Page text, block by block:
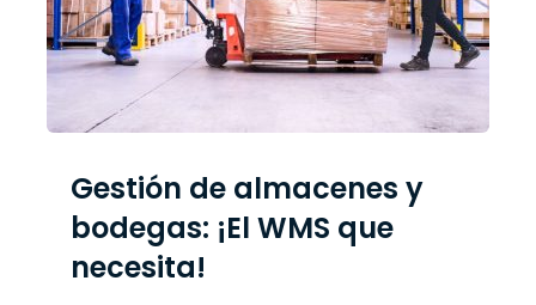
Gestión de almacenes y
bodegas: ¡El WMS que
necesita!